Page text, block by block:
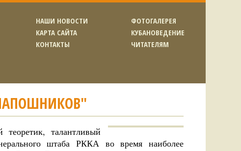
НАШИ НОВОСТИ
КАРТА САЙТА
КОНТАКТЫ
ФОТОГАЛЕРЕЯ
КУБАНОВЕДЕНИЕ
ЧИТАТЕЛЯМ
талантливый
штаба РККА во время наиболее